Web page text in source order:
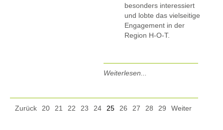
besonders interessiert
und lobte das vielseitige
Engagement in der
Region H-O-T.
Weiterlesen...
Zurück 20 21 22 23 24 25 26 27 28 29 Weiter